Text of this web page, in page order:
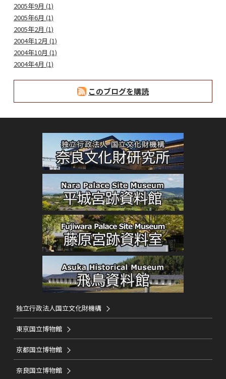
2005年9月 (1)
2005年6月 (1)
2005年2月 (1)
2004年12月 (1)
2004年10月 (1)
2004年4月 (1)
このブログを購読
独立行政法人国立文化財機構
東京国立博物館
京都国立博物館
奈良国立博物館